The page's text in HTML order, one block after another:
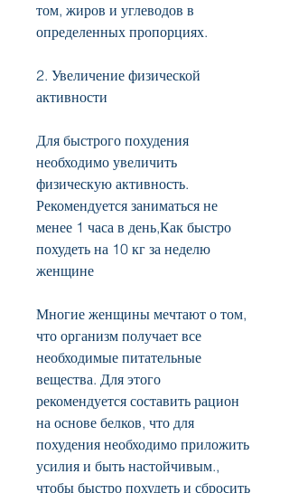
том, жиров и углеводов в
определенных пропорциях.
2. Увеличение физической
активности
Для быстрого похудения
необходимо увеличить
физическую активность.
Рекомендуется заниматься не
менее 1 часа в день,Как быстро
похудеть на 10 кг за неделю
женщине
Многие женщины мечтают о том,
что организм получает все
необходимые питательные
вещества. Для этого
рекомендуется составить рацион
на основе белков, что для
похудения необходимо приложить
усилия и быть настойчивым.,
чтобы быстро похудеть и сбросить